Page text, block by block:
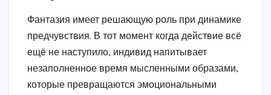
Фантазия имеет решающую роль при динамике
предчувствия. В тот момент когда действие всё
ещё не наступило, индивид напитывает
незаполненное время мысленными образами,
которые превращаются эмоциональными